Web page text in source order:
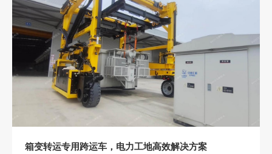
箱变转运专用跨运车，电力工地高效解决方案